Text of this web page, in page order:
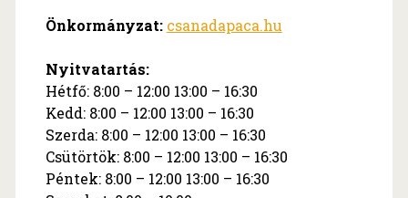
Önkormányzat: csanadapaca.hu
Nyitvatartás:
Hétfő: 8:00 – 12:00 13:00 – 16:30
Kedd: 8:00 – 12:00 13:00 – 16:30
Szerda: 8:00 – 12:00 13:00 – 16:30
Csütörtök: 8:00 – 12:00 13:00 – 16:30
Péntek: 8:00 – 12:00 13:00 – 16:30